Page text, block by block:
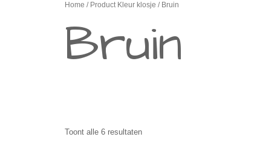
Home / Product Kleur klosje / Bruin
Bruin
Toont alle 6 resultaten